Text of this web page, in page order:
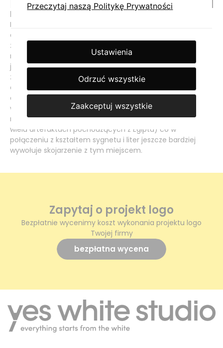
Projekt logo marki Ancient Passion
Projekt logo dla organizatora podróży transformacyjnych
do Egiptu. W sygnecie logo marki znajdują się piramidy
zaprezentowane za pomocą jednej linii – jest to także
nawiązanie do ciągłego procesu jakim w tym przypadku
jest transformacja. Liternictwo w logotypie zostało
zaprojektowane od podstaw tak, aby nawiązywało do
egipskich hieroglifów i wraz z sygnetem tworzyło spójną
całość. Złota kolorystyka logo marki wskazuje na
wzniosłość idei jaką jest transformacja – złoto było
również wykorzystywane przez Egipcjan (znajduje się na
wielu artefaktach pochodzących z Egiptu) co w
połączeniu z kształtem sygnetu i liter jeszcze bardziej
wywołuje skojarzenie z tym miejscem.
Zapytaj o projekt logo
Bezpłatnie wycenimy koszt wykonania projektu logo
Twojej firmy
bezpłatna wycena
Przeczytaj naszą Politykę Prywatności
Ustawienia
Odrzuć wszystkie
Zaakceptuj wszystkie